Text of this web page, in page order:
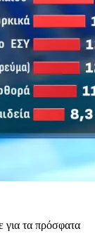
για τα πρόσφατα